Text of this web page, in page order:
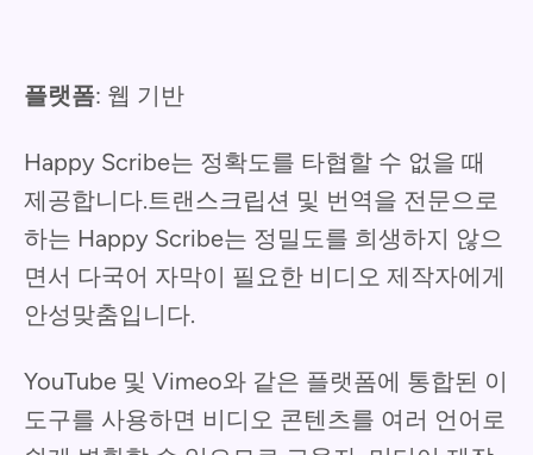
플랫폼: 웹 기반
Happy Scribe는 정확도를 타협할 수 없을 때
제공합니다.트랜스크립션 및 번역을 전문으로
하는 Happy Scribe는 정밀도를 희생하지 않으
면서 다국어 자막이 필요한 비디오 제작자에게
안성맞춤입니다.
YouTube 및 Vimeo와 같은 플랫폼에 통합된 이
도구를 사용하면 비디오 콘텐츠를 여러 언어로